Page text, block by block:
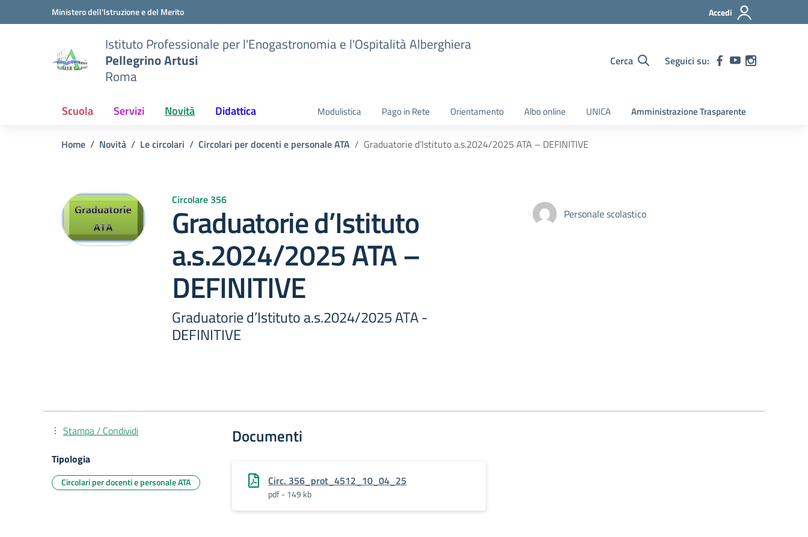
Vai ai contenuti
Vai al menu di navigazioneMinistero dell'Istruzione e del Merito Accedi
Istituto Professionale per l'Enogastronomia e l'Ospitalità Alberghiera
Pellegrino Artusi
Roma
Cerca Seguici su:
Scuola Servizi Novità Didattica Modulistica Pago in Rete Orientamento Albo online UNICA Amministrazione Trasparente
Home Novità Le circolari Circolari per docenti e personale ATA Graduatorie d’Istituto a.s.2024/2025 ATA – DEFINITIVE
Circolare 356
Graduatorie d’Istituto
a.s.2024/2025 ATA –
DEFINITIVE
Graduatorie d’Istituto a.s.2024/2025 ATA -
DEFINITIVE
Personale scolastico
Documenti
Circ. 356_prot_4512_10_04_25
pdf - 149 kb
Stampa / Condividi
Tipologia
Circolari per docenti e personale ATA